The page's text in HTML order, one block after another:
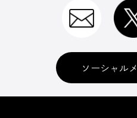
ソーシャル